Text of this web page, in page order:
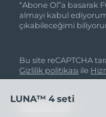
“Abone Ol”a basarak
almayı kabul
çıkabileceğimi
Bu site reCAPTCHA
Gizlilik politikası ile
LUNA™ 4 seti